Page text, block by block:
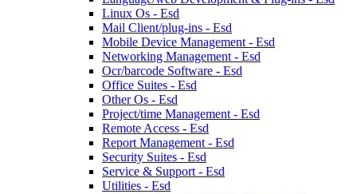
Linux Os - Esd
Mail Client/plug-ins - Esd
Mobile Device Management - Esd
Networking Management - Esd
Ocr/barcode Software - Esd
Office Suites - Esd
Other Os - Esd
Project/time Management - Esd
Remote Access - Esd
Report Management - Esd
Security Suites - Esd
Service & Support - Esd
Utilities - Esd